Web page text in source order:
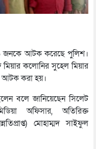
৬ জনকে আটক করেছে পুলিশ।
কলোনির সুহেল মিয়ার
আটক করা হয়।
বলে জানিয়েছেন সিলেট
অফিসার, অতিরিক্ত
মোহাম্মদ সাইফুল